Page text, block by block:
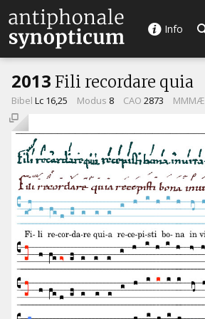
Info
2013 Fili recordare quia
Bibel Lc 16,25 Modus 8 CAO 2873 MMMÆ